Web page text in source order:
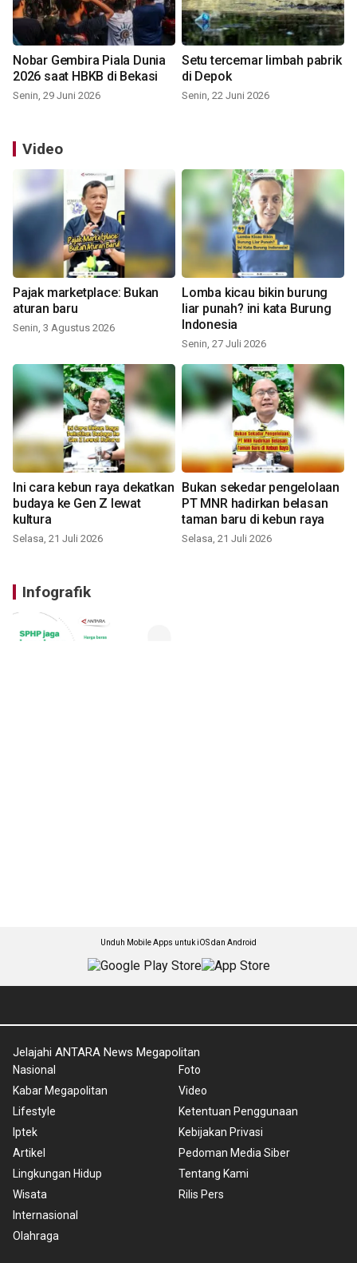
Nobar Gembira Piala Dunia
2026 saat HBKB di Bekasi
Senin, 29 Juni 2026
Setu tercemar limbah pabrik
di Depok
Senin, 22 Juni 2026
Video
Pajak marketplace: Bukan
aturan baru
Senin, 3 Agustus 2026
Lomba kicau bikin burung
liar punah? ini kata Burung
Indonesia
Senin, 27 Juli 2026
Ini cara kebun raya dekatkan
budaya ke Gen Z lewat
kultura
Selasa, 21 Juli 2026
Bukan sekedar pengelolaan
PT MNR hadirkan belasan
taman baru di kebun raya
Selasa, 21 Juli 2026
Infografik
Unduh Mobile Apps untuk iOS dan Android
Jelajahi ANTARA News Megapolitan
Nasional
Kabar Megapolitan
Lifestyle
Iptek
Artikel
Lingkungan Hidup
Wisata
Internasional
Olahraga
Foto
Video
Ketentuan Penggunaan
Kebijakan Privasi
Pedoman Media Siber
Tentang Kami
Rilis Pers